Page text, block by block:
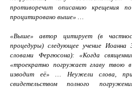
противоречит описанию крещения
процитировано выше» …
«Выше» автор цитирует (в
процедуры) следующее учение
словами Фергюсона): «Когда
«троекратно погружает главу твою
изводит её» … Неужели слова,
свидетельством полного